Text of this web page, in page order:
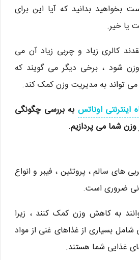
بخواهید بدانید که آیا این برای
یا خیر.
کالری زیاد و چربی زیاد آن می
شود ، برخی دیگر می گویند که
می تواند به مدیریت وزن کمک کند.
اینترنتی اوناتس به بررسی چگونگی
وزن شما می پردازیم.
های سالم ، پروتئین ، فیبر و انواع
ضروری است.
به کاهش وزن کمک کنند ، زیرا
شامل بسیاری از غذاهای غنی از مواد
غذایی شما هستند.